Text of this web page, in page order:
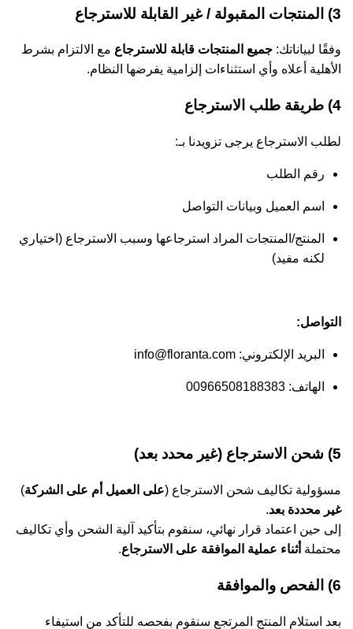
3) المنتجات المقبولة / غير القابلة للاسترجاع
وفقًا لبياناتك: جميع المنتجات قابلة للاسترجاع مع الالتزام بشرط
الأهلية أعلاه وأي استثناءات إلزامية يفرضها النظام.
4) طريقة طلب الاسترجاع
لطلب الاسترجاع يرجى تزويدنا بـ:
رقم الطلب
اسم العميل وبيانات التواصل
المنتج/المنتجات المراد استرجاعها وسبب الاسترجاع (اختياري
لكنه مفيد)
التواصل:
البريد الإلكتروني: info@floranta.com
الهاتف: 00966508188383
5) شحن الاسترجاع (غير محدد بعد)
مسؤولية تكاليف شحن الاسترجاع (على العميل أم على الشركة)
غير محددة بعد.
إلى حين اعتماد قرار نهائي، سنقوم بتأكيد آلية الشحن وأي تكاليف
محتملة أثناء عملية الموافقة على الاسترجاع.
6) الفحص والموافقة
بعد استلام المنتج المرتجع سنقوم بفحصه للتأكد من استيفاء